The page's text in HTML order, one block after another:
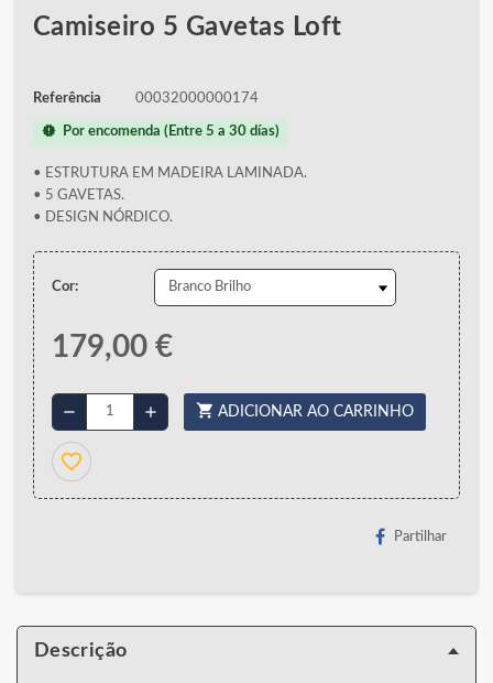
Camiseiro 5 Gavetas Loft
Referência 00032000000174
new_releases Por encomenda (Entre 5 a 30 días)
• ESTRUTURA EM MADEIRA LAMINADA.
• 5 GAVETAS.
• DESIGN NÓRDICO.
Cor:
179,00 €
remove add shopping_cart ADICIONAR AO CARRINHO
favorite_border
Partilhar
Descrição